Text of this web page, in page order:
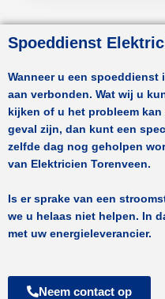
Spoeddienst
Wanneer u een
aan verbonden. Wat wij u
kijken of u het probleem
geval zijn, dan kunt een
zelfde dag nog geholpen
van Elektricien Torenveen.
Is er sprake van een
we u helaas niet helpen. In
met uw energieleverancier.
Neem contact op